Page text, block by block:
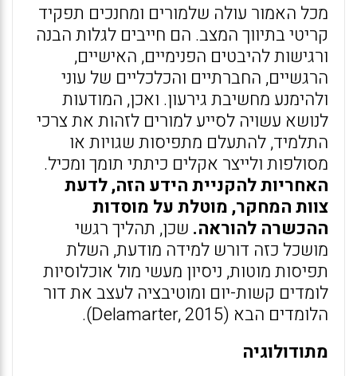
מכל האמור עולה שלמורים ומחנכים תפקיד
קריטי בתיווך המצב. הם חייבים לגלות הבנה
ורגישות להיבטים הפנימיים, האישיים,
הרגשיים, החברתיים והכלכליים של עוני
ולהימנע מחשיבת גירעון. ואכן, המודעות
לנושא עשויה לסייע למורים לזהות את צרכי
התלמיד, להתעלם מתפיסות שגויות או
מסולפות ולייצר אקלים כיתתי תומך ומכיל.
האחריות להקניית הידע הזה, לדעת
צוות המחקר, מוטלת על מוסדות
ההכשרה להוראה. שכן, תהליך רגשי
מושכל כזה דורש למידה מודעת, השלת
תפיסות מוטות, ניסיון מעשי מול אוכלוסיות
לומדים קשות-יום ומוטיבציה לעצב את דור
הלומדים הבא (Delamarter, 2015).
מתודולוגיה